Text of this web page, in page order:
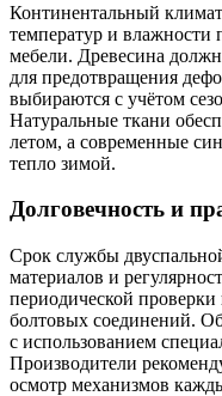
Континентальный
температур и влажности
мебели. Древесина
для предотвращения
выбираются с учётом
Натуральные ткани
летом, а современные
тепло зимой.
Долговечность и
Срок службы
материалов и
периодической
болтовых соединений.
с использованием
Производители
осмотр механизмов